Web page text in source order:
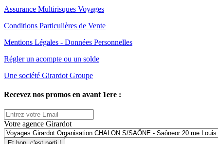
Assurance Multirisques Voyages
Conditions Particulières de Vente
Mentions Légales - Données Personnelles
Régler un acompte ou un solde
Une société Girardot Groupe
Recevez nos promos en avant 1ere :
Votre agence Girardot